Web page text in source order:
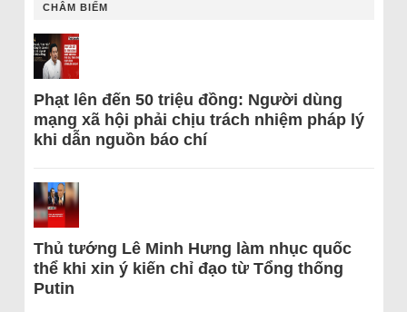
CHÂM BIẾM
Phạt lên đến 50 triệu đồng: Người dùng
mạng xã hội phải chịu trách nhiệm pháp lý
khi dẫn nguồn báo chí
Thủ tướng Lê Minh Hưng làm nhục quốc
thể khi xin ý kiến chỉ đạo từ Tổng thống
Putin